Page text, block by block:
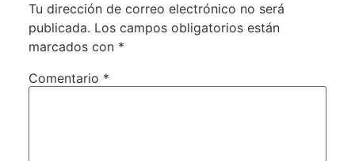
Tu dirección de correo electrónico no será
publicada. Los campos obligatorios están
marcados con *
Comentario *